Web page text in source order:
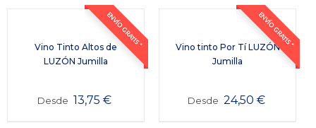
ENVÍO GRATIS *
Vino Tinto Altos de
LUZÓN Jumilla
Desde 13,75€
ENVÍO GRATIS *
Vino tinto Por Tí LUZÓN
Jumilla
Desde 24,50 €